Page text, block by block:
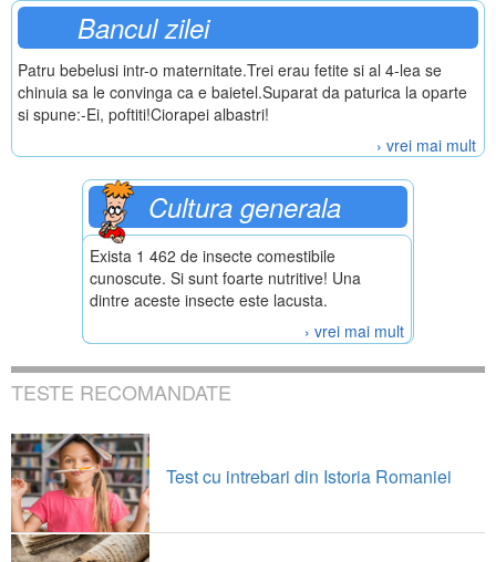
Bancul zilei
Patru bebelusi intr-o maternitate.Trei erau fetite si al 4-lea se
chinuia sa le convinga ca e baietel.Suparat da paturica la oparte
si spune:-Ei, poftiti!Ciorapei albastri!
› vrei mai mult
Cultura generala
Exista 1 462 de insecte comestibile
cunoscute. Si sunt foarte nutritive! Una
dintre aceste insecte este lacusta.
› vrei mai mult
TESTE RECOMANDATE
Test cu intrebari din Istoria Romaniei